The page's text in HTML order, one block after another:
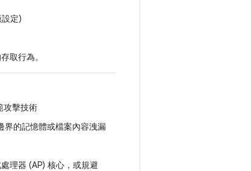
定)
取行為。
攻擊技術
界的記憶體或檔案內容洩漏
理器 (AP) 核心，或規避